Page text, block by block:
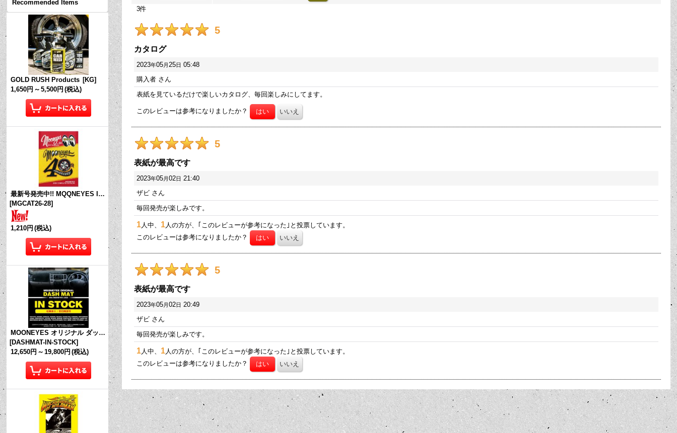
Recommended Items
GOLD RUSH Products [KG]
1,650円 ～ 5,500円 (税込)
最新号発売中!! MQQNEYES International Magazine No.28 2026
[MGCAT26-28]
1,210円 (税込)
MOONEYES オリジナル ダッシュマット (in Stock!)
[DASHMAT-IN-STOCK]
12,650円 ～ 19,800円 (税込)
3件
5
カタログ
2023年05月25日 05:48
購入者 さん
表紙を見ているだけで楽しいカタログ、毎回楽しみにしてます。
このレビューは参考になりましたか？
5
表紙が最高です
2023年05月02日 21:40
ザビ さん
毎回発売が楽しみです。
1人中、 1人の方が、｢このレビューが参考になった｣と投票しています。
このレビューは参考になりましたか？
5
表紙が最高です
2023年05月02日 20:49
ザビ さん
毎回発売が楽しみです。
1人中、 1人の方が、｢このレビューが参考になった｣と投票しています。
このレビューは参考になりましたか？